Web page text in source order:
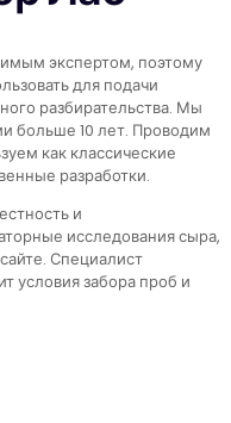
экспертом, поэтому
для подачи
разбирательства. Мы
больше 10 лет. Проводим
как классические
разработки.
и
исследования сыра,
Специалист
условия забора проб и